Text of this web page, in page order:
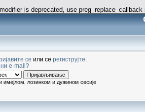
is deprecated, use
се или се региструјте
e-mail?
лозинком и дужином сесије